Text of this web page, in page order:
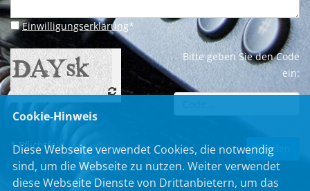
Einwilligungserklärung*
Bitte geben Sie den Code
ein:
* Pflichtfeld
Cookie-Hinweis
Diese Webseite verwendet Cookies, die notwendig
sind, um die Webseite zu nutzen. Weiter verwendet
diese Webseite Dienste von Drittanbietern, um das